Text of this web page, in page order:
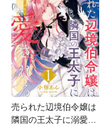
売られた辺境伯令嬢は
隣国の王太子に溺愛さ